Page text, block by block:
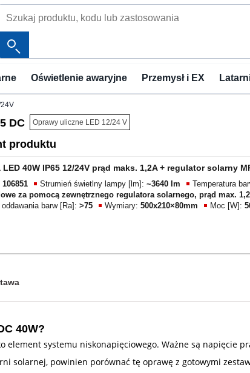
Oświetlenie awaryjne Przemysł i EX
DC Oprawy uliczne LED 12/24 V
produktu
40W IP65 12/24V prąd maks. 1,2A + regulator solarny
106851 Strumień świetlny lampy [lm]: ~3640 lm Temperatura
za pomocą zewnętrznego regulatora solarnego, prąd max.
barw [Ra]: >75 Wymiary: 500x210×80mm Moc [W]:
40W?
element systemu niskonapięciowego. Ważne są napięcie
solarnej, powinien porównać tę oprawę z gotowymi